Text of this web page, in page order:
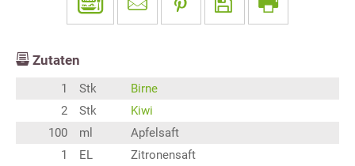
Zutaten
1 Stk
Birne
2
Stk
Kiwi
100
ml
Apfelsaft
1
EL Zitronensaft